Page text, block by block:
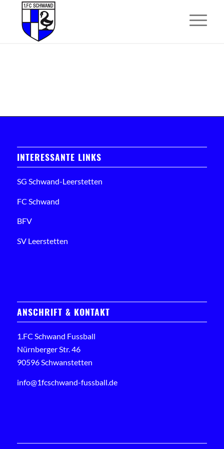
INTERESSANTE LINKS
SG Schwand-Leerstetten
FC Schwand
BFV
SV Leerstetten
ANSCHRIFT & KONTAKT
1.FC Schwand Fussball
Nürnberger Str. 46
90596 Schwanstetten
info@1fcschwand-fussball.de